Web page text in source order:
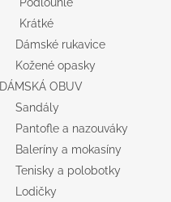
Krátké
Dámské rukavice
Kožené opasky
DÁMSKÁ OBUV
Sandály
Pantofle a nazouváky
Baleríny a mokasíny
Tenisky a polobotky
Lodičky